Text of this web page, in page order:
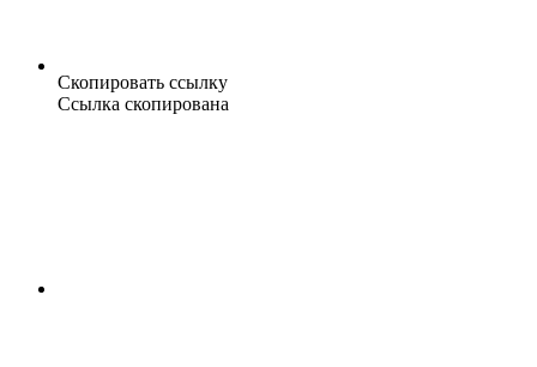
Скопировать ссылку
Ссылка скопирована